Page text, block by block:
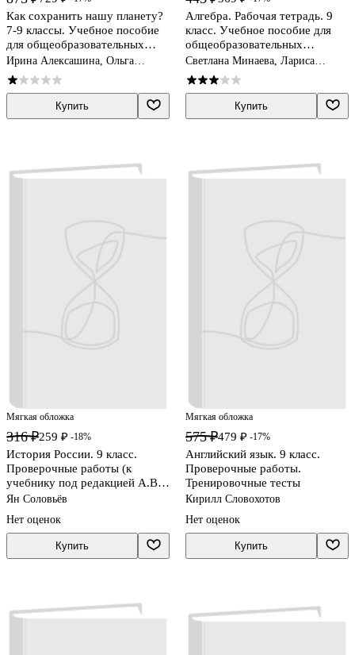
Как сохранить нашу планету?
7-9 классы. Учебное пособие
для общеобразовательных
организаций
Ирина Алексашина, Ольга
Лагутенко
Купить
Алгебра. Рабочая тетрадь. 9
класс. Учебное пособие для
общеобразовательных
организаций (комплект из 2
книг)
Светлана Минаева, Лариса
Рослова
Купить
Мягкая обложка
316 ₽259 ₽ -18%
История России. 9 класс.
Проверочные работы (к
учебнику под редакцией А.В.
Торкунова)
Ян Соловьёв
Нет оценок
Купить
Мягкая обложка
575 ₽479 ₽ -17%
Английский язык. 9 класс.
Проверочные работы.
Тренировочные тесты
Кирилл Словохотов
Нет оценок
Купить